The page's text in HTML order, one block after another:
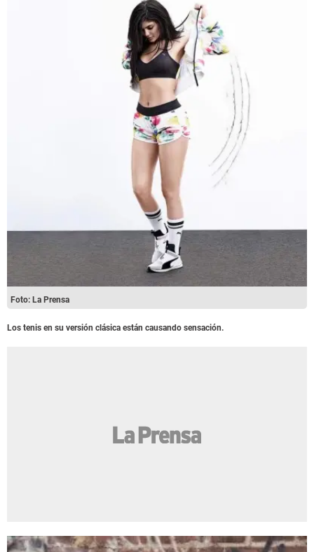
Foto: La Prensa
Los tenis en su versión clásica están causando sensación.